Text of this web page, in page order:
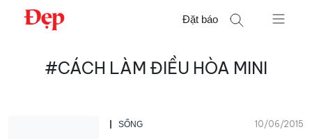
Chuyển
Đặt báo
#CÁCH LÀM ĐIỀU HÒA MINI
SỐNG 10/06/2015